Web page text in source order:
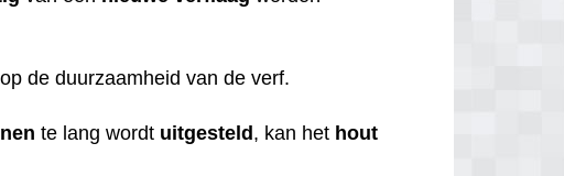
de duurzaamheid van de verf.
te lang wordt uitgesteld, kan het hout